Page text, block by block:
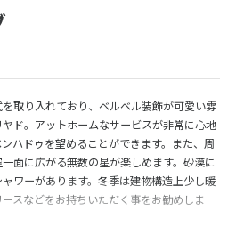
取り入れており、ベルベル装飾が可愛い雰
ド。アットホームなサービスが非常に心地
ハドゥを望めることができます。また、周
面に広がる無数の星が楽しめます。砂漠に
ワーがあります。冬季は建物構造上少し暖
スなどをお持ちいただく事をお勧めしま